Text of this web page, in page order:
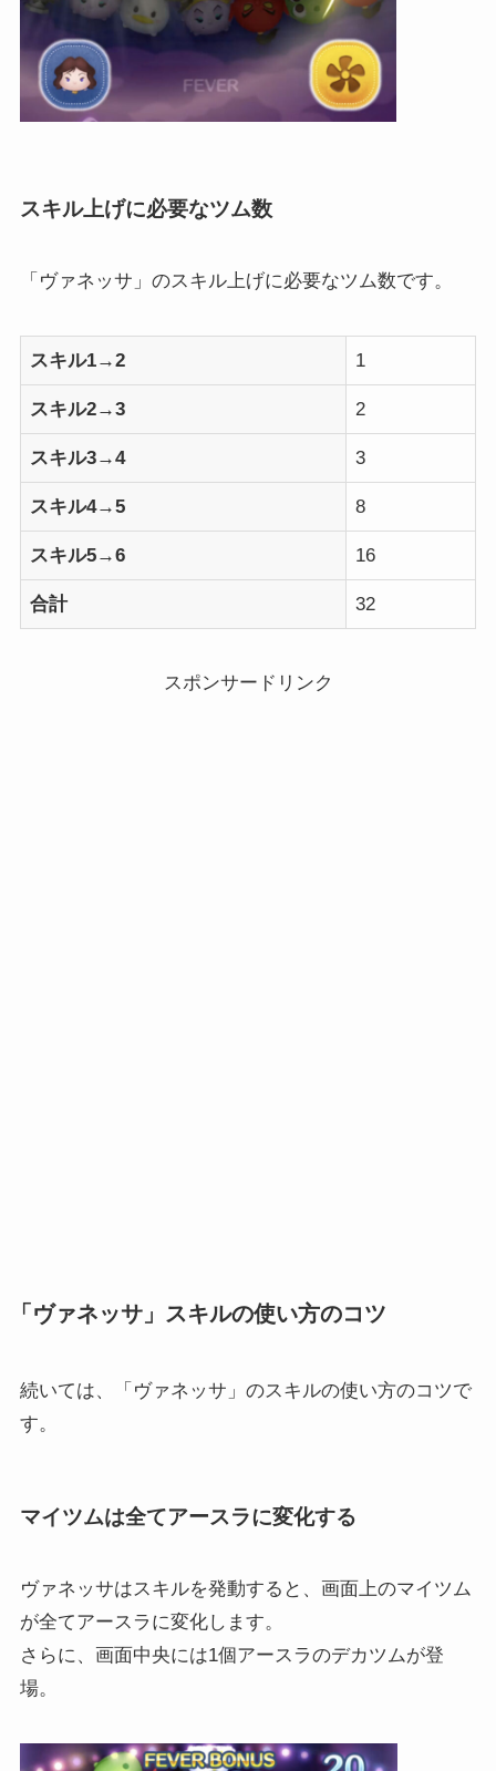
スキル上げに必要なツム数
「ヴァネッサ」のスキル上げに必要なツム数です。
スキル1→2 1
スキル2→3 2
スキル3→4 3
スキル4→5 8
スキル5→6 16
合計 32
スポンサードリンク
「ヴァネッサ」スキルの使い方のコツ
続いては、「ヴァネッサ」のスキルの使い方のコツで
す。
マイツムは全てアースラに変化する
ヴァネッサはスキルを発動すると、画面上のマイツム
が全てアースラに変化します。
さらに、画面中央には1個アースラのデカツムが登
場。